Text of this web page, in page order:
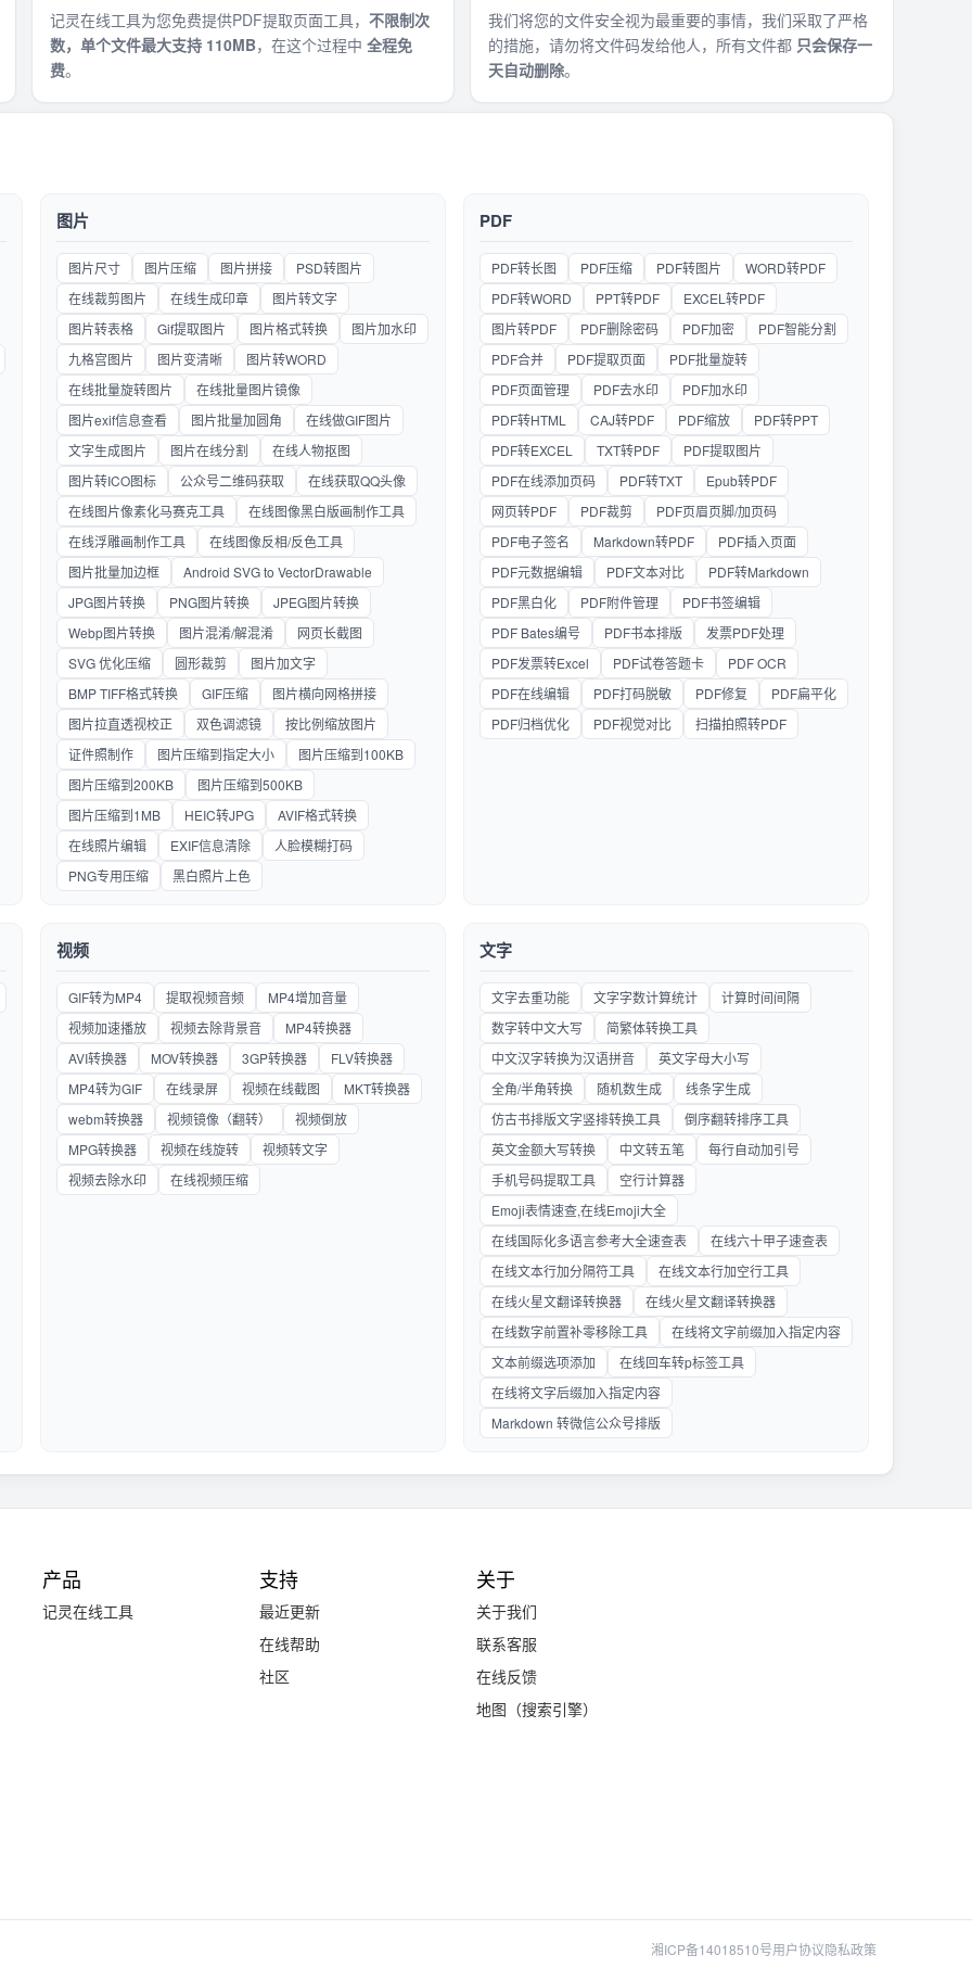
记灵在线工具为您免费提供PDF提取页面工具， 不限制次
数，单个文件最大支持 110MB，在这个过程中 全程免
费。
我们将您的文件安全视为最重要的事情，我们采取了严格
的措施，请勿将文件码发给他人，所有文件都 只会保存一
天自动删除。
图片
图片尺寸 图片压缩 图片拼接
PSD转图片
在线裁剪图片
在线生成印章
图片转文字
图片转表格
Gif提取图片 图片格式转换
图片加水印
九格宫图片
图片变清晰
图片转WORD
在线批量旋转图片
在线批量图片镜像
图片exif信息查看
图片批量加圆角
在线做GIF图片
文字生成图片
图片在线分割
在线人物抠图
图片转ICO图标
公众号二维码获取
在线获取QQ头像
在线图片像素化马赛克工具
在线图像黑白版画制作工具
在线浮雕画制作工具
在线图像反相/反色工具
图片批量加边框
Android SVG to VectorDrawable
JPG图片转换
PNG图片转换
JPEG图片转换
Webp图片转换
图片混淆/解混淆
网页长截图
SVG 优化压缩
圆形裁剪
图片加文字
BMP TIFF格式转换
GIF压缩
图片横向网格拼接
图片拉直透视校正
双色调滤镜
按比例缩放图片
证件照制作
图片压缩到指定大小
图片压缩到100KB
图片压缩到200KB
图片压缩到500KB
图片压缩到1MB
HEIC转JPG
AVIF格式转换
在线照片编辑
EXIF信息清除
人脸模糊打码
PNG专用压缩
黑白照片上色
PDF
PDF转长图 PDF压缩 PDF转图片
WORD转PDF
PDF转WORD
PPT转PDF
EXCEL转PDF
图片转PDF
PDF删除密码 PDF加密
PDF智能分割
PDF合并
PDF提取页面
PDF批量旋转
PDF页面管理
PDF去水印
PDF加水印
PDF转HTML
CAJ转PDF PDF缩放
PDF转PPT
PDF转EXCEL
TXT转PDF
PDF提取图片
PDF在线添加页码
PDF转TXT
Epub转PDF
网页转PDF
PDF裁剪
PDF页眉页脚/加页码
PDF电子签名
Markdown转PDF
PDF插入页面
PDF元数据编辑
PDF文本对比
PDF转Markdown
PDF黑白化
PDF附件管理
PDF书签编辑
PDF Bates编号
PDF书本排版
发票PDF处理
PDF发票转Excel
PDF试卷答题卡
PDF OCR
PDF在线编辑
PDF打码脱敏 PDF修复
PDF扁平化
PDF归档优化
PDF视觉对比 扫描拍照转PDF
视频
GIF转为MP4 提取视频音频
MP4增加音量
视频加速播放
视频去除背景音
MP4转换器
AVI转换器
MOV转换器 3GP转换器
FLV转换器
MP4转为GIF
在线录屏 视频在线截图
MKT转换器
webm转换器
视频镜像（翻转）
视频倒放
MPG转换器
视频在线旋转
视频转文字
视频去除水印
在线视频压缩
文字
文字去重功能 文字字数计算统计
计算时间间隔
数字转中文大写
简繁体转换工具
中文汉字转换为汉语拼音
英文字母大小写
全角/半角转换
随机数生成
线条字生成
仿古书排版文字竖排转换工具
倒序翻转排序工具
英文金额大写转换
中文转五笔
每行自动加引号
手机号码提取工具
空行计算器
Emoji表情速查,在线Emoji大全
在线国际化多语言参考大全速查表
在线六十甲子速查表
在线文本行加分隔符工具
在线文本行加空行工具
在线火星文翻译转换器
在线火星文翻译转换器
在线数字前置补零移除工具
在线将文字前缀加入指定内容
文本前缀选项添加
在线回车转p标签工具
在线将文字后缀加入指定内容
Markdown 转微信公众号排版
产品
记灵在线工具
支持
最近更新
在线帮助
社区
关于
关于我们
联系客服
在线反馈
地图（搜索引擎）
湘ICP备14018510号用户协议隐私政策